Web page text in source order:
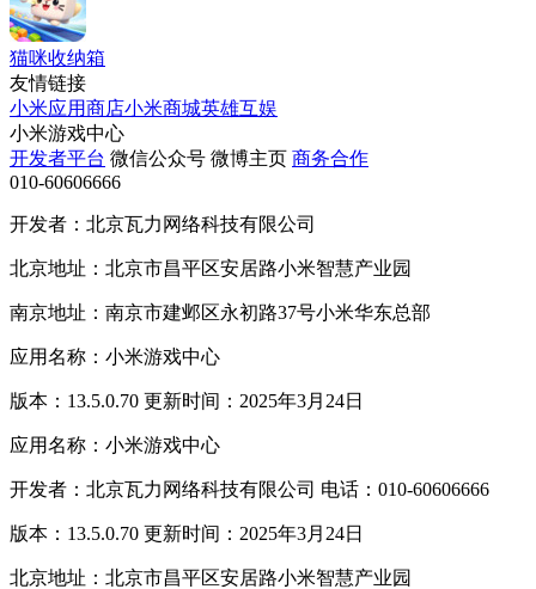
猫咪收纳箱
友情链接
小米应用商店小米商城英雄互娱
小米游戏中心
开发者平台 微信公众号 微博主页 商务合作
010-60606666
开发者：北京瓦力网络科技有限公司
北京地址：北京市昌平区安居路小米智慧产业园
南京地址：南京市建邺区永初路37号小米华东总部
应用名称：小米游戏中心
版本：13.5.0.70 更新时间：2025年3月24日
应用名称：小米游戏中心
开发者：北京瓦力网络科技有限公司 电话：010-60606666
版本：13.5.0.70 更新时间：2025年3月24日
北京地址：北京市昌平区安居路小米智慧产业园